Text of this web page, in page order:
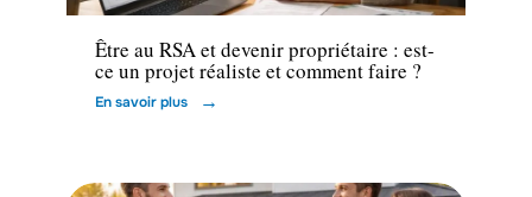
Être au RSA et devenir propriétaire : est-
ce un projet réaliste et comment faire ?
En savoir plus